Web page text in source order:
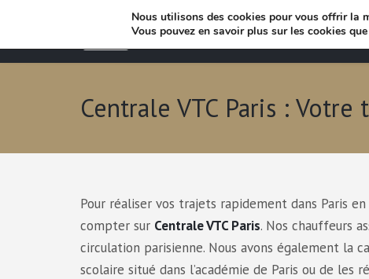
Centrale VTC Paris :
Pour réaliser vos trajets rapidement dans Paris
compter sur Centrale VTC Paris. Nos chauffeurs
circulation parisienne. Nous avons également la
scolaire situé dans l’académie de Paris ou de les
Nous utilisons des cookies pour vous offrir la
Vous pouvez en savoir plus sur les cookies